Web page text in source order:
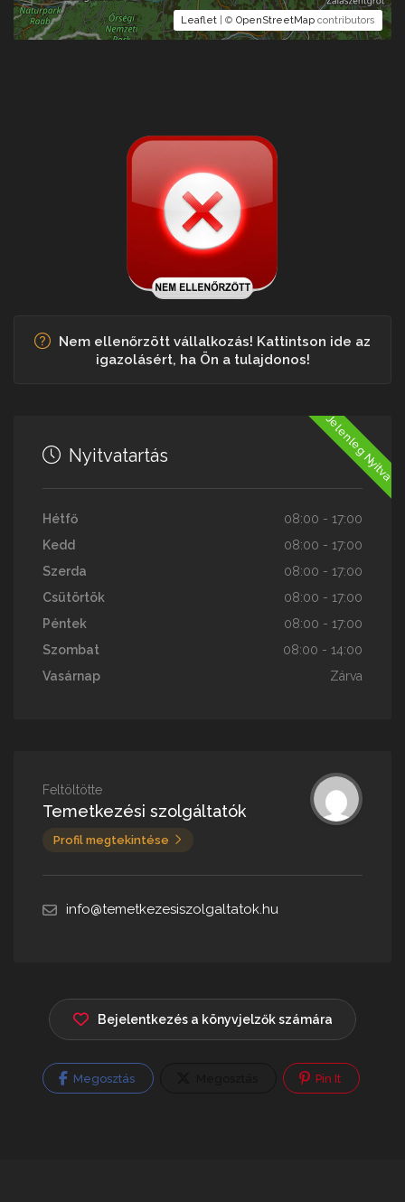
Leaflet | © OpenStreetMap contributors
Nem ellenőrzött vállalkozás! Kattintson ide az
igazolásért, ha Ön a tulajdonos!
Jelenleg Nyitva
Nyitvatartás
Hétfő
08:00 - 17:00
Kedd
08:00 - 17:00
Szerda
08:00 - 17:00
Csütörtök
08:00 - 17:00
Péntek
08:00 - 17:00
Szombat
08:00 - 14:00
Vasárnap
Zárva
Feltöltötte
Temetkezési szolgáltatók
Profil megtekintése
info@temetkezesiszolgaltatok.hu
Bejelentkezés a könyvjelzők számára
Megosztás Pin It